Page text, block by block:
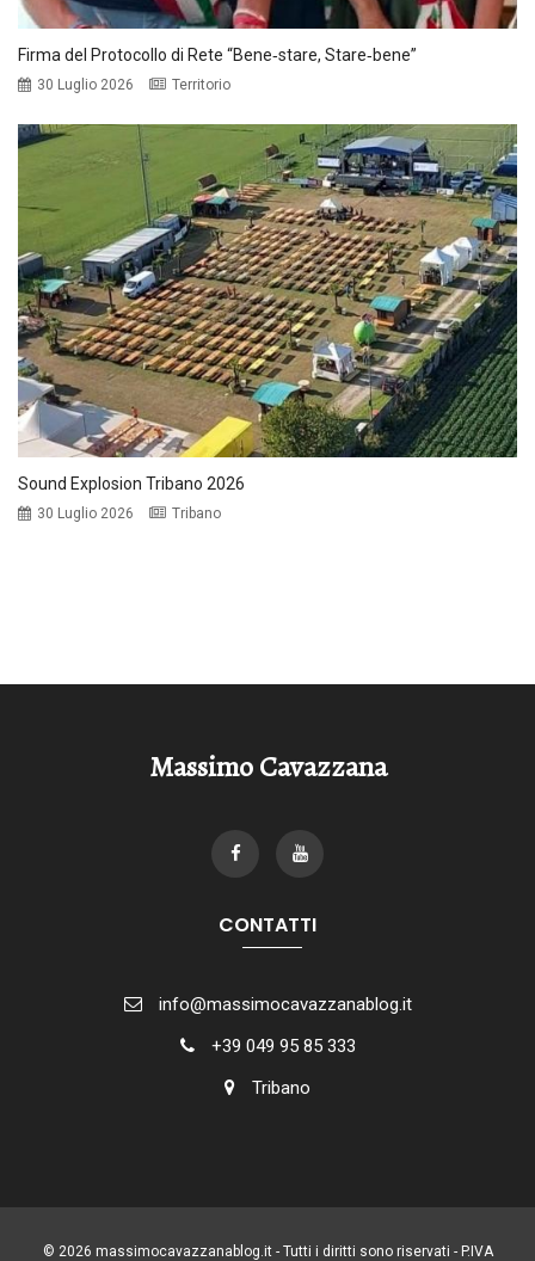
Firma del Protocollo di Rete “Bene‑stare, Stare‑bene”
30 Luglio 2026 Territorio
Sound Explosion Tribano 2026
30 Luglio 2026 Tribano
Massimo Cavazzana
CONTATTI
info@massimocavazzanablog.it
+39 049 95 85 333
Tribano
© 2026 massimocavazzanablog.it - Tutti i diritti sono riservati - P.IVA